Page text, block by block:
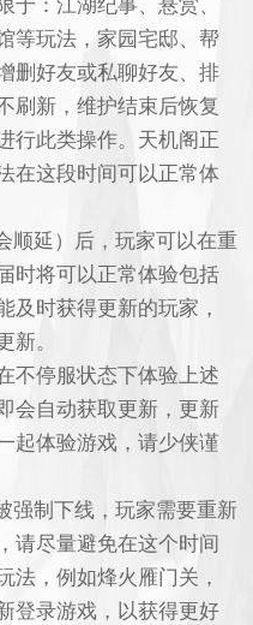
于：江湖纪事、悬赏、
等玩法，家园宅邸、帮
删好友或私聊好友、排
刷新，维护结束后恢复
行此类操作。天机阁正
在这段时间可以正常体
顺延）后，玩家可以在重
时将可以正常体验包括
及时获得更新的玩家，
新。
不停服状态下体验上述
会自动获取更新，更新
起体验游戏，请少侠谨
强制下线，玩家需要重新
请尽量避免在这个时间
法，例如烽火雁门关，
登录游戏，以获得更好